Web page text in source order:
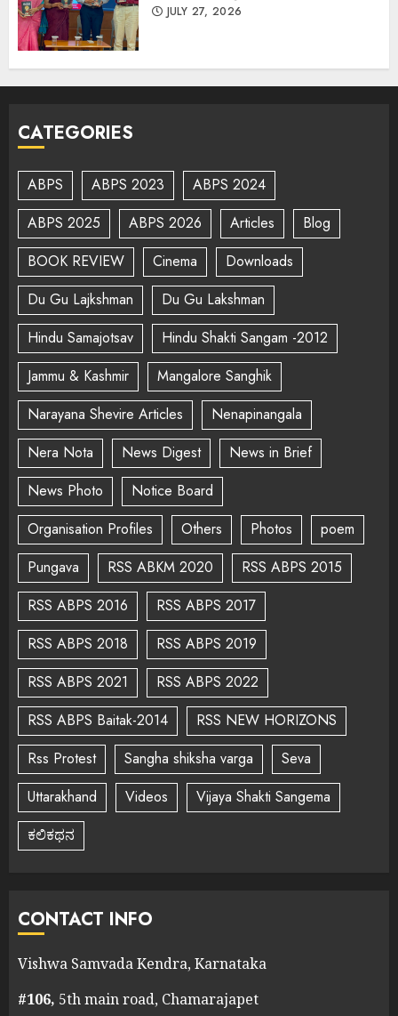
JULY 27, 2026
CATEGORIES
ABPS ABPS 2023
ABPS 2024
ABPS 2025
ABPS 2026 Articles
Blog
BOOK REVIEW
Cinema
Downloads
Du Gu Lajkshman
Du Gu Lakshman
Hindu Samajotsav
Hindu Shakti Sangam -2012
Jammu & Kashmir
Mangalore Sanghik
Narayana Shevire Articles
Nenapinangala
Nera Nota
News Digest
News in Brief
News Photo
Notice Board
Organisation Profiles
Others Photos
poem
Pungava
RSS ABKM 2020
RSS ABPS 2015
RSS ABPS 2016
RSS ABPS 2017
RSS ABPS 2018
RSS ABPS 2019
RSS ABPS 2021
RSS ABPS 2022
RSS ABPS Baitak-2014
RSS NEW HORIZONS
Rss Protest
Sangha shiksha varga
Seva
Uttarakhand
Videos
Vijaya Shakti Sangema
ಕಲಿಕಥನ
CONTACT INFO
Vishwa Samvada Kendra, Karnataka
#106, 5th main road, Chamarajapet